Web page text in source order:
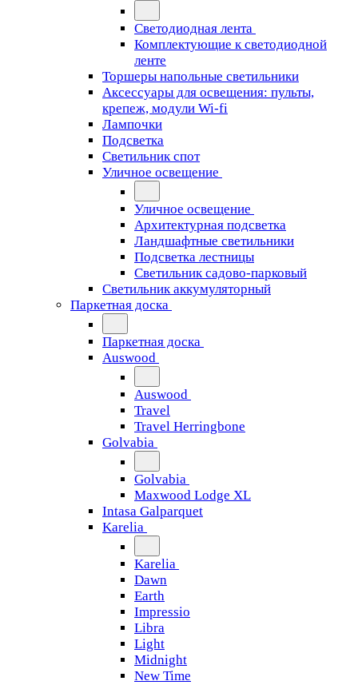
Светодиодная лента
Комплектующие к светодиодной
ленте
Торшеры напольные светильники
Аксессуары для освещения: пульты,
крепеж, модули Wi-fi
Лампочки
Подсветка
Светильник спот
Уличное освещение
Уличное освещение
Архитектурная подсветка
Ландшафтные светильники
Подсветка лестницы
Светильник садово-парковый
Светильник аккумуляторный
Паркетная доска
Паркетная доска
Auswood
Auswood
Travel
Travel Herringbone
Golvabia
Golvabia
Maxwood Lodge XL
Intasa Galparquet
Karelia
Karelia
Dawn
Earth
Impressio
Libra
Light
Midnight
New Time